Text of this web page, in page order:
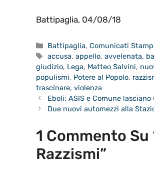
Battipaglia, 04/08/18
Categorie
Battipaglia,Comunicati
Tag
accusa,appello,avvelenata,
giudizio, Lega, Matteo Salvini,
populismi, Potere al Popolo,
trascinare, violenza
Eboli: ASIS e Comune
Due nuovi automezzi alla
1 Commento Su
Razzismi”